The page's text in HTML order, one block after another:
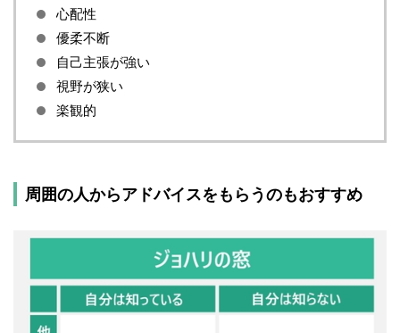
心配性
優柔不断
自己主張が強い
視野が狭い
楽観的
周囲の人からアドバイスをもらうのもおすすめ